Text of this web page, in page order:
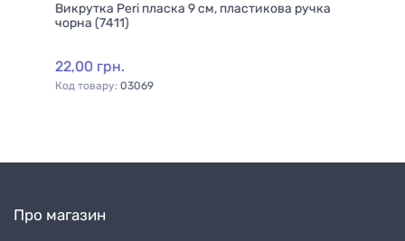
Викрутка Peri пласка 9 см, пластикова ручка
чорна (7411)
22,00 грн.
Код товару:03069
Про магазин